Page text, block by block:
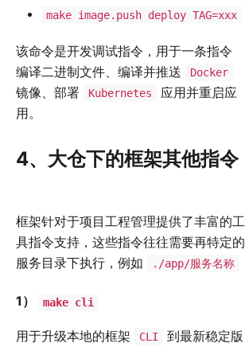
make image.push deploy TAG=xxx
该命令是开发调试指令，用于一条指令
编译二进制文件、编译并推送
Docker
镜像、部署 Kubernetes
应用并重启应
用。
4、大仓下的框架其他指令
框架针对于项目工程管理提供了丰富的工
具指令支持，这些指令往往需要再特定的
服务目录下执行，例如
./app/服务名称
1） make cli
用于升级本地的框架 CLI
到最新稳定版